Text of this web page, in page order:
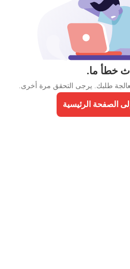
خطأ ما.
طلبك. يرجى التحقق مرة أخرى.
إلى الصفحة الرئيسية